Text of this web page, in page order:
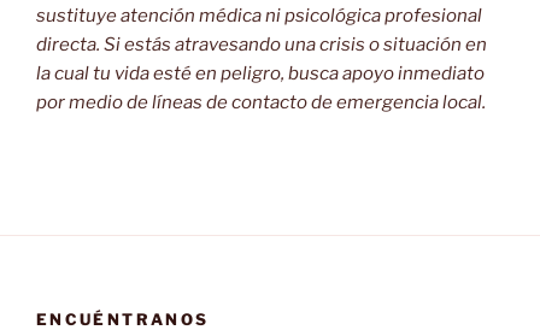
sustituye atención médica ni psicológica profesional
directa. Si estás atravesando una crisis o situación en
la cual tu vida esté en peligro, busca apoyo inmediato
por medio de líneas de contacto de emergencia local.
ENCUÉNTRANOS